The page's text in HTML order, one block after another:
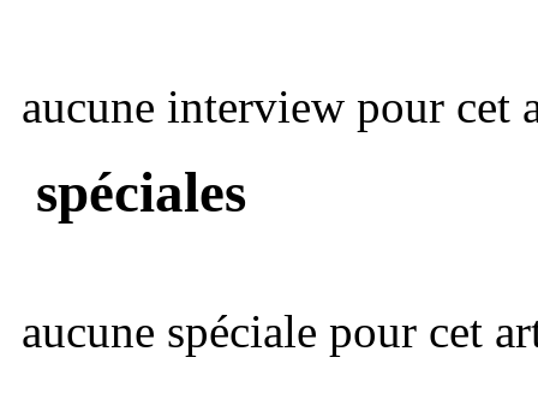
aucune interview pour cet
spéciales
aucune spéciale pour cet